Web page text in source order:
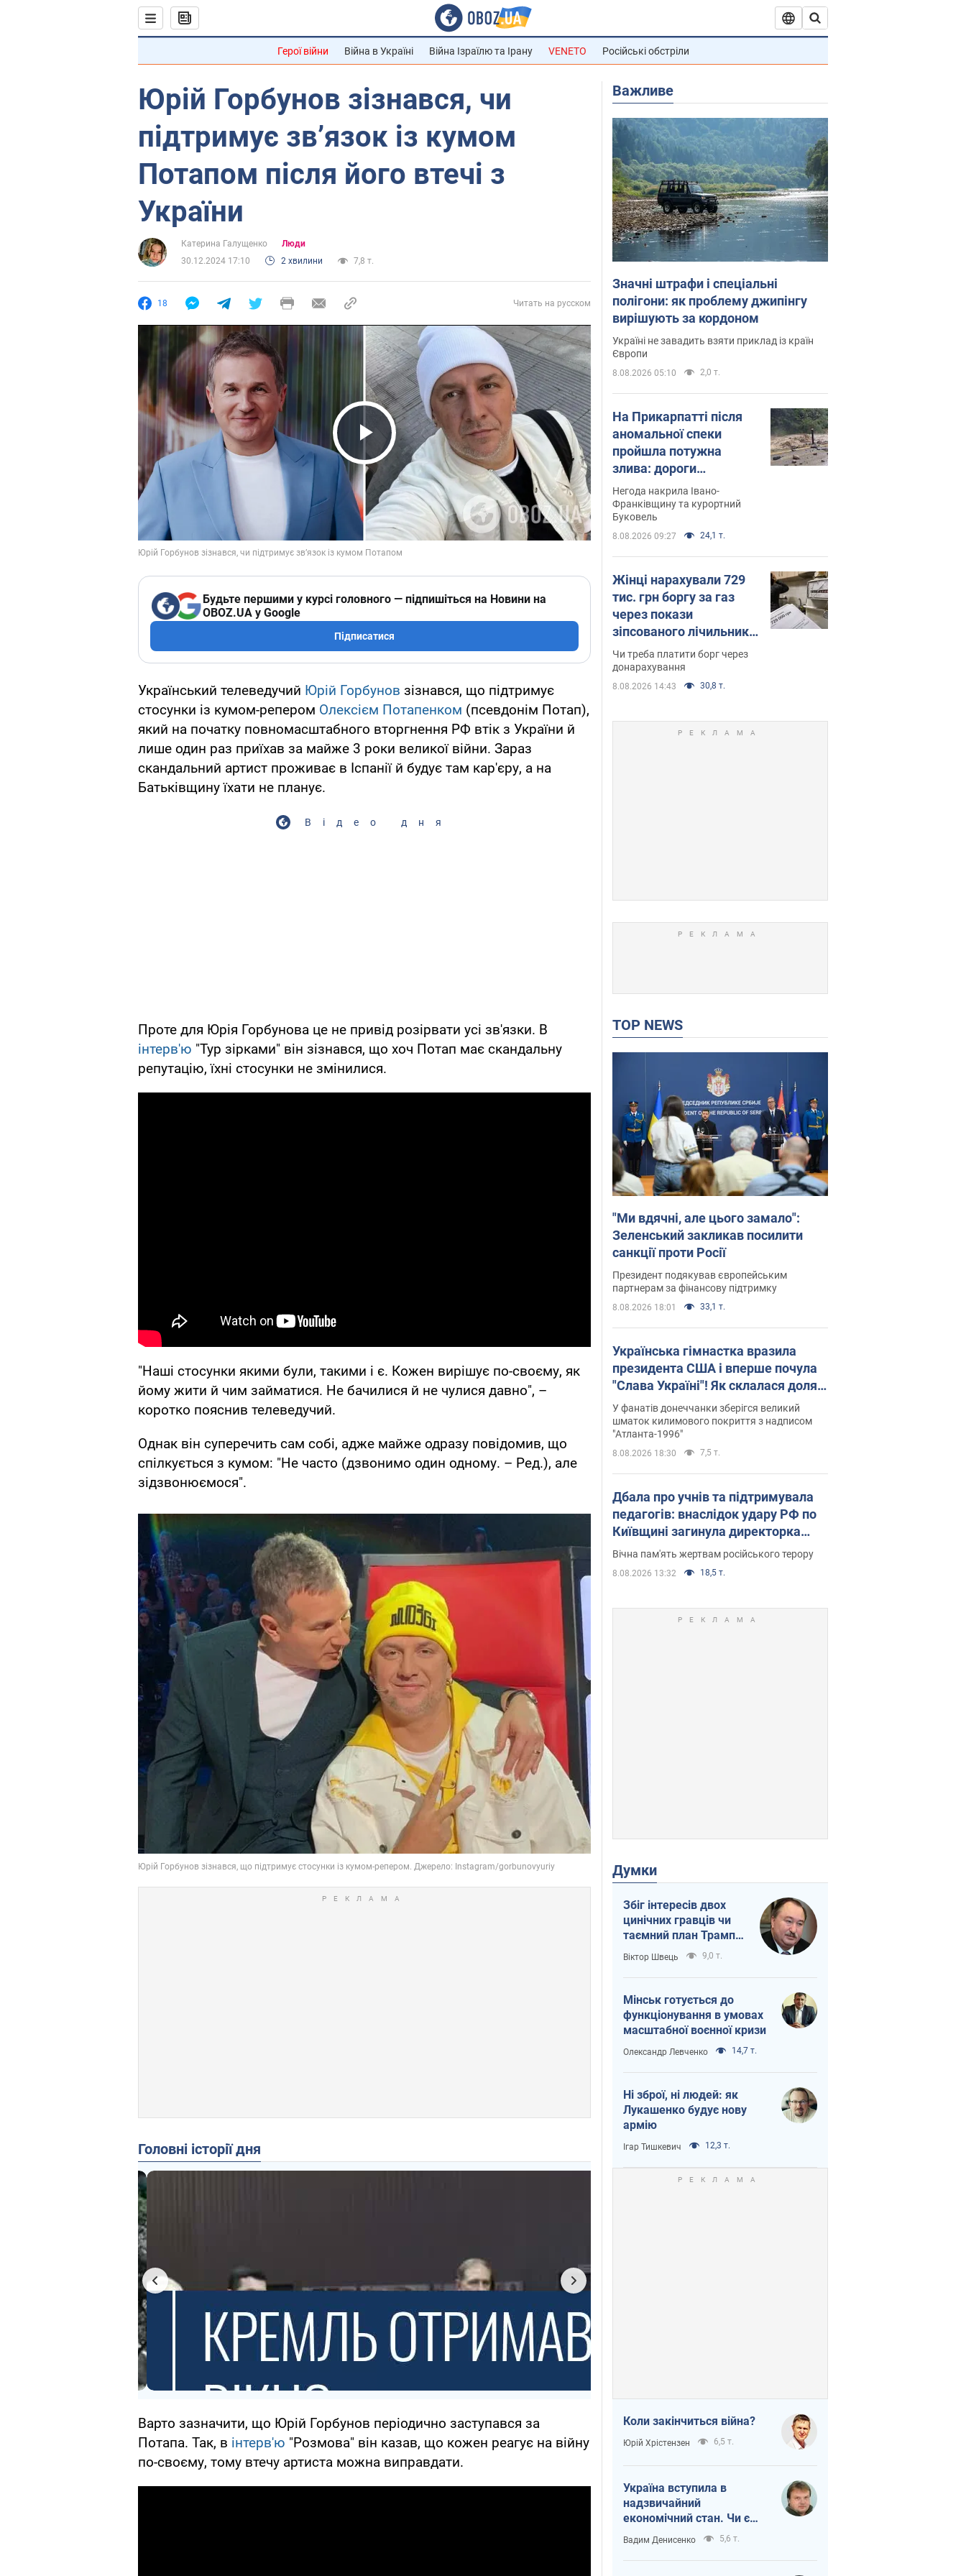
Герої війни Війна в Україні Війна Ізраїлю та Ірану VENETO Російські обстріли
Юрій Горбунов зізнався, чи
підтримує звʼязок із кумом
Потапом після його втечі з
України
Катерина Галущенко
Люди
30.12.2024 17:10
2 хвилини 7,8 т.
18 Читать на русском
Play Video
Будьте першими у курсі головного — підпишіться на Новини на
OBOZ.UA у Google
Підписатися
Український телеведучий Юрій Горбунов зізнався, що підтримує
стосунки із кумом-репером Олексієм Потапенком (псевдонім Потап),
який на початку повномасштабного вторгнення РФ втік з України й
лише один раз приїхав за майже 3 роки великої війни. Зараз
скандальний артист проживає в Іспанії й будує там кар'єру, а на
Батьківщину їхати не планує.
Відео дня
Проте для Юрія Горбунова це не привід розірвати усі зв'язки. В
інтерв'ю "Тур зірками" він зізнався, що хоч Потап має скандальну
репутацію, їхні стосунки не змінилися.
"Наші стосунки якими були, такими і є. Кожен вирішує по-своєму, як
йому жити й чим займатися. Не бачилися й не чулися давно", –
коротко пояснив телеведучий.
Однак він суперечить сам собі, адже майже одразу повідомив, що
спілкується з кумом: "Не часто (дзвонимо один одному. – Ред.), але
зідзвонюємося".
Головні історії дня
Варто зазначити, що Юрій Горбунов періодично заступався за
Потапа. Так, в інтерв'ю "Розмова" він казав, що кожен реагує на війну
по-своєму, тому втечу артиста можна виправдати.
Важливе
Значні штрафи і спеціальні
полігони: як проблему джипінгу
вирішують за кордоном
Україні не завадить взяти приклад із країн
Європи
8.08.2026 05:10 2,0 т.
На Прикарпатті після
аномальної спеки
пройшла потужна
злива: дороги
перетворились на
річки. Відео
Негода накрила Івано-
Франківщину та курортний
Буковель
8.08.2026 09:27 24,1 т.
Жінці нарахували 729
тис. грн боргу за газ
через покази
зіпсованого лічильника:
суддя ухвалив
неочікуване рішення
Чи треба платити борг через
донарахування
8.08.2026 14:43 30,8 т.
TOP NEWS
"Ми вдячні, але цього замало":
Зеленський закликав посилити
санкції проти Росії
Президент подякував європейським
партнерам за фінансову підтримку
8.08.2026 18:01 33,1 т.
Українська гімнастка вразила
президента США і вперше почула
"Слава Україні"! Як склалася доля
Подкопаєвої, яка 30 років тому
виграла "золото" Олімпіади
У фанатів донеччанки зберігся великий
шматок килимового покриття з надписом
"Атланта-1996"
8.08.2026 18:30 7,5 т.
Дбала про учнів та підтримувала
педагогів: внаслідок удару РФ по
Київщині загинула директорка
київського ліцею, її чоловік та онук
Вічна пам'ять жертвам російського терору
8.08.2026 13:32 18,5 т.
Думки
Збіг інтересів двох
цинічних гравців чи
таємний план Трампа
і Путіна?
Віктор Швець 9,0 т.
Мінськ готується до
функціонування в умовах
масштабної воєнної кризи
Олександр Левченко 14,7 т.
Ні зброї, ні людей: як
Лукашенко будує нову
армію
Ігар Тишкевич 12,3 т.
Коли закінчиться війна?
Юрій Хрістензен 6,5 т.
Україна вступила в
надзвичайний
економічний стан. Чи є
світло вкінці тунелю?
Вадим Денисенко 5,6 т.